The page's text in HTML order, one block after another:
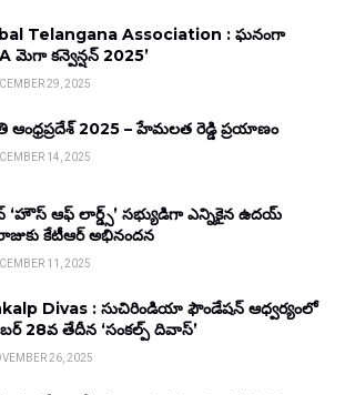
Telangana Association : ఘనంగా
మెగా కన్వెన్షన్ 2025’
29, 2025
ఆంధ్రప్రదేశ్ 2025 – హేమలత రెడ్డి ప్రయాణం
14, 2025
‘హౌస్ ఆఫ్ లార్డ్స్’ సభ్యుడిగా ఎన్నికైన ఉదయ్
కేటీఆర్ అభినందన
11, 2025
Divas : సుచిరిండియా ఫౌండేషన్ ఆధ్వర్యంలో
28వ తేదీన ‘సంకల్ప్ దివాస్’
26, 2025